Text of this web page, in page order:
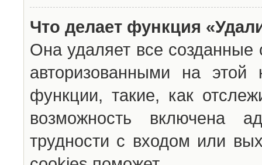
Что делает функция
Она удаляет все созданные
авторизованными на
функции, такие, как
возможность включена
трудности с входом или